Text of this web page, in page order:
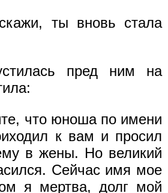
ты вновь стала
пред ним на
что юноша по имени
к вам и просил
в жены. Но великий
Сейчас имя мое
я мертва, долг мой